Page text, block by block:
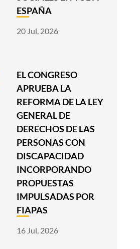
ESPAÑA
20 Jul, 2026
EL CONGRESO
APRUEBA LA
REFORMA DE LA LEY
GENERAL DE
DERECHOS DE LAS
PERSONAS CON
DISCAPACIDAD
INCORPORANDO
PROPUESTAS
IMPULSADAS POR
FIAPAS
16 Jul, 2026